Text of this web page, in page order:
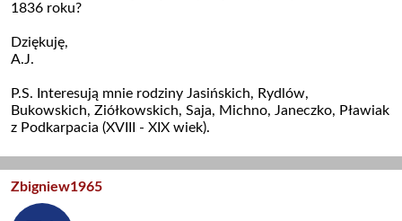
1836 roku?
Dziękuję,
A.J.
P.S. Interesują mnie rodziny Jasińskich, Rydlów,
Bukowskich, Ziółkowskich, Saja, Michno, Janeczko, Pławiak
z Podkarpacia (XVIII - XIX wiek).
Zbigniew1965